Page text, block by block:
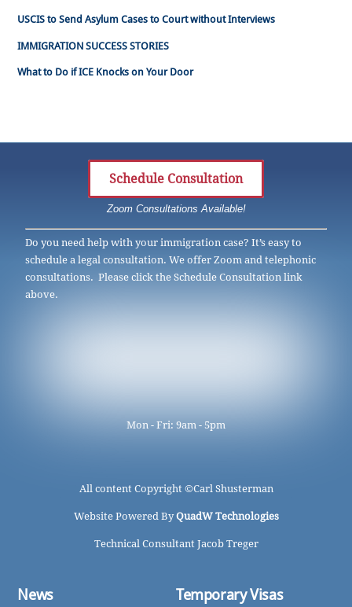
USCIS to Send Asylum Cases to Court without Interviews
IMMIGRATION SUCCESS STORIES
What to Do if ICE Knocks on Your Door
Schedule Consultation
Zoom Consultations Available!
Do you need help with your immigration case? It’s easy to
schedule a legal consultation. We offer Zoom and telephonic
consultations. Please click the Schedule Consultation link
above.
Mon - Fri: 9am - 5pm
All content Copyright ©Carl Shusterman
Website Powered ByQuadW Technologies
Technical Consultant Jacob Treger
News Temporary Visas